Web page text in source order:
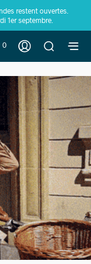
restent ouvertes.
1er septembre.
0